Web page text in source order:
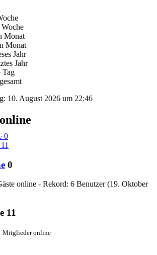
Monat
Monat
Jahr
Jahr
Tag
10. August 2026 um 22:46
0
11
0
online - Rekord: 6 Benutzer (19. Oktober
11
Mitglieder online